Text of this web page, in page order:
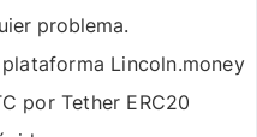
problema.
Lincoln.money
por Tether ERC20